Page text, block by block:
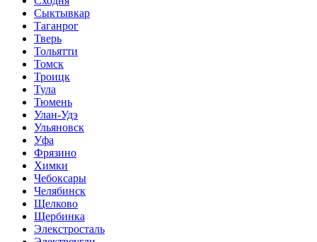
Сыктывкар
Таганрог
Тверь
Тольятти
Томск
Троицк
Тула
Тюмень
Улан-Удэ
Ульяновск
Уфа
Фрязино
Химки
Чебоксары
Челябинск
Щелково
Щербинка
Элекстросталь